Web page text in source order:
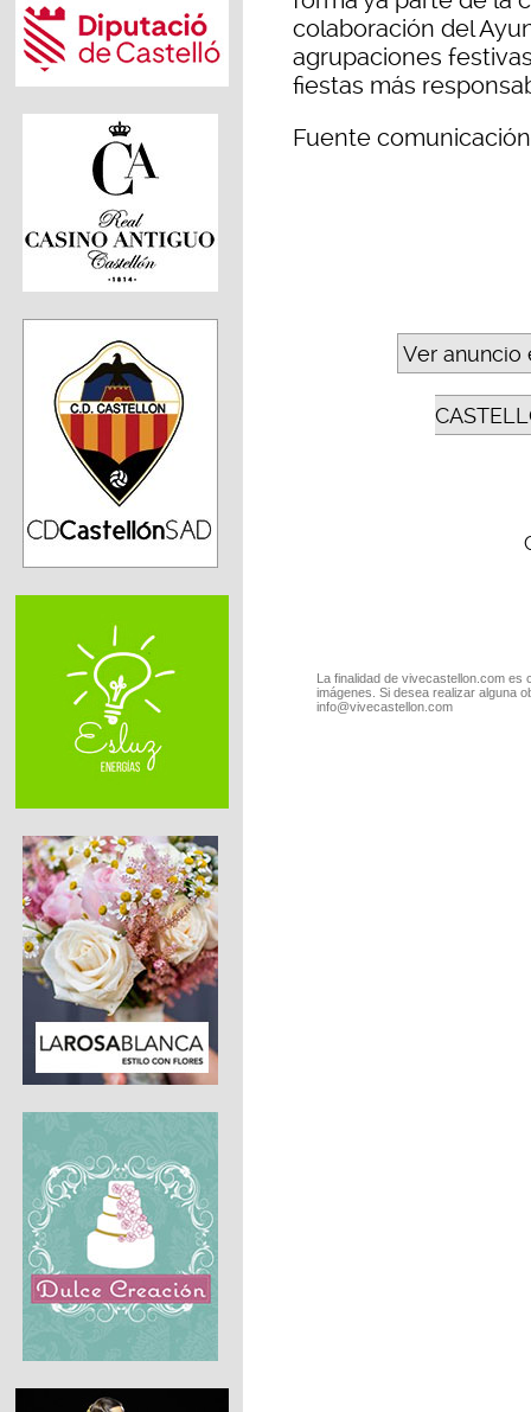
colaboración del
agrupaciones
fiestas más
Fuente
Ver anuncio
La finalidad de vivecastellon.com
imágenes. Si desea realizar alguna
info@vivecastellon.com